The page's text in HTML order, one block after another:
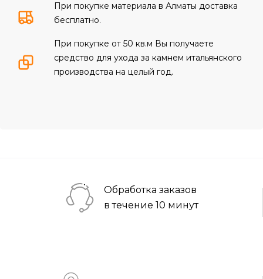
При покупке материала в Алматы доставка
бесплатно.
При покупке от 50 кв.м Вы получаете
средство для ухода за камнем итальянского
производства на целый год.
Обработка заказов
в течение 10 минут